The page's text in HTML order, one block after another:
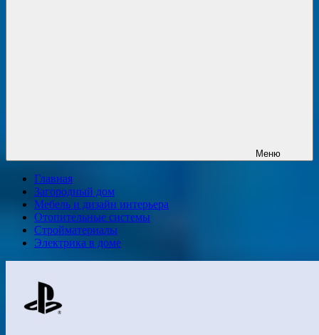
Меню
Главная
Загородный дом
Мебель и дизайн интерьера
Отопительные системы
Стройматериалы
Электрика в доме